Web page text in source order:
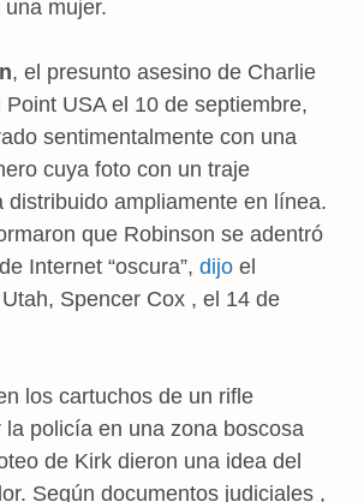
mujer.
, el presunto asesino de Charlie
Point USA el 10 de septiembre,
sentimentalmente con una
cuya foto con un traje
distribuido ampliamente en línea.
que Robinson se adentró
Internet “oscura”, dijo el
Spencer Cox , el 14 de
los cartuchos de un rifle
policía en una zona boscosa
de Kirk dieron una idea del
Según documentos judiciales ,